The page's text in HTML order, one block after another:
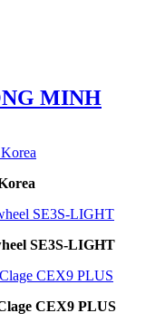
MINH
SE3S-LIGHT
CEX9 PLUS